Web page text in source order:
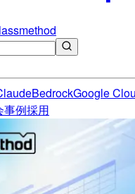
BedrockGoogle
事例採用